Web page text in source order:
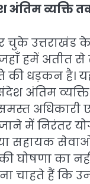
अंतिम व्यक्ति
चुके उत्तराखंड
हमें अतीत
की धड़कन है।
अंतिम
अधिकारी
में निरंतर
या सहायक
का
चाहते हैं कि